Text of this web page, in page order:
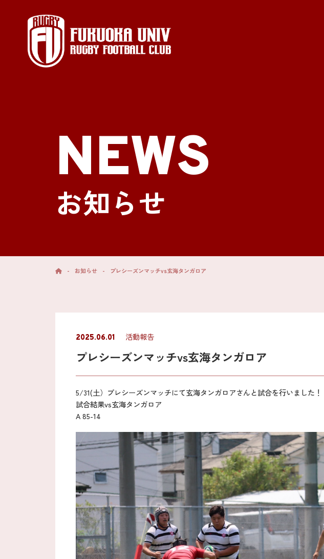
NEWS
お知らせ
- お知らせ - プレシーズンマッチvs玄海タンガロア
2025.06.01 活動報告
プレシーズンマッチvs玄海タンガロア
5/31(土）プレシーズンマッチにて玄海タンガロアさんと試合を行いました！
試合結果vs玄海タンガロア
A 85-14